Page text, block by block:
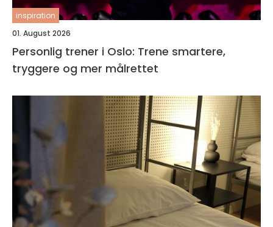
inspiration
01. August 2026
Personlig trener i Oslo: Trene smartere,
tryggere og mer målrettet